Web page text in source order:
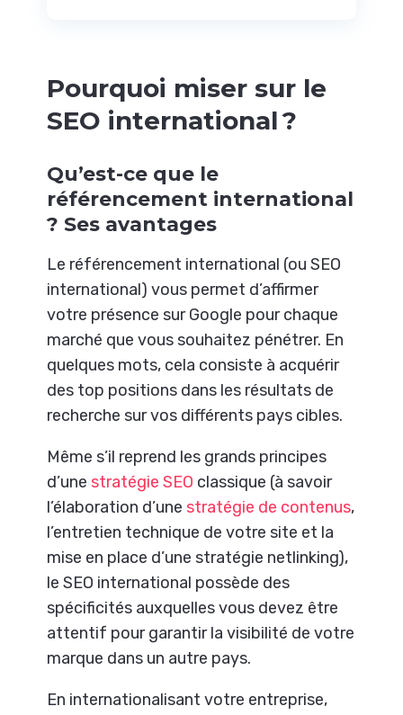
Pourquoi miser sur le
SEO international ?
Qu’est-ce que le
référencement international
? Ses avantages
Le référencement international (ou SEO
international) vous permet d’affirmer
votre présence sur Google pour chaque
marché que vous souhaitez pénétrer. En
quelques mots, cela consiste à acquérir
des top positions dans les résultats de
recherche sur vos différents pays cibles.
Même s’il reprend les grands principes
d’une stratégie SEO classique (à savoir
l’élaboration d’une stratégie de contenus,
l’entretien technique de votre site et la
mise en place d’une stratégie netlinking),
le SEO international possède des
spécificités auxquelles vous devez être
attentif pour garantir la visibilité de votre
marque dans un autre pays.
En internationalisant votre entreprise,